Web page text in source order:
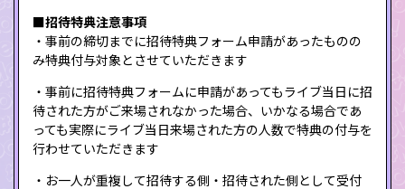
■招待特典注意事項
・事前の締切までに招待特典フォーム申請があったものの
み特典付与対象とさせていただきます
・事前に招待特典フォームに申請があってもライブ当日に招
待された方がご来場されなかった場合、いかなる場合であ
っても実際にライブ当日来場された方の人数で特典の付与を
行わせていただきます
・お一人が重複して招待する側・招待された側として受付